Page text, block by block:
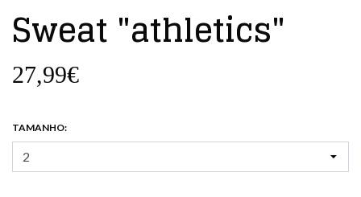
Sweat "athletics"
27,99€
TAMANHO: